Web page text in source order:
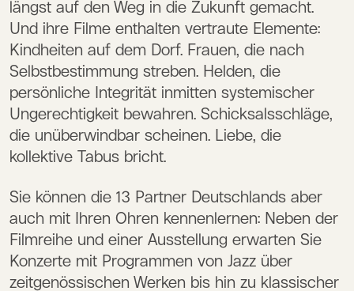
längst auf den Weg in die Zukunft gemacht.
Und ihre Filme enthalten vertraute Elemente:
Kindheiten auf dem Dorf. Frauen, die nach
Selbstbestimmung streben. Helden, die
persönliche Integrität inmitten systemischer
Ungerechtigkeit bewahren. Schicksalsschläge,
die unüberwindbar scheinen. Liebe, die
kollektive Tabus bricht.
Sie können die 13 Partner Deutschlands aber
auch mit Ihren Ohren kennenlernen: Neben der
Filmreihe und einer Ausstellung erwarten Sie
Konzerte mit Programmen von Jazz über
zeitgenössischen Werken bis hin zu klassischer